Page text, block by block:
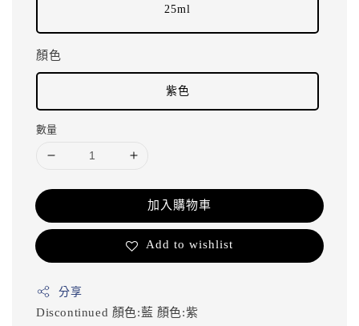
25ml
顏色
紫色
數量
加入購物車
Add to wishlist
分享
Discontinued 顏色:藍 顏色:紫